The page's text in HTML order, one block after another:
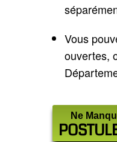
Vous
ouvertes,
Ne